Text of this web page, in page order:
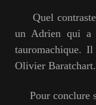
Quel contraste
un Adrien qui a
tauromachique.
Olivier Baratchart.
Pour conclure